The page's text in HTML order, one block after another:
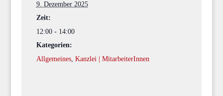
9. Dezember 2025
Zeit:
12:00 - 14:00
Kategorien:
Allgemeines, Kanzlei | MitarbeiterInnen